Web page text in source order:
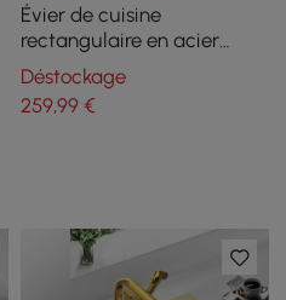
Évier de cuisine
rectangulaire en acier
inoxydable de 780 mm à
cuve unique en or
Déstockage
259,99€